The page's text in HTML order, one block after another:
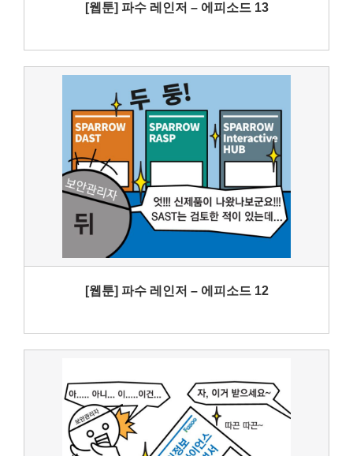
[웹툰] 파수 레인저 – 에피소드 13
[웹툰] 파수 레인저 – 에피소드 12